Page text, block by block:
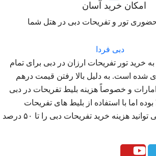
امکان خرید آسان
حضوری تور و تفریحات دبی در هتل شما
خرید تور تفریحات ارزان در دبی برای تمام
شده است. به دلیل بالا رفتن قیمت درهم
و خصوصاً هزینه بلیط تفریحات در دبی
بوده اما با استفاده از بلیط های تفریحات
تخفیف دار دبی فردا می توانید هزینه خرید تفریحات دبی را تا ۵۰ درصد